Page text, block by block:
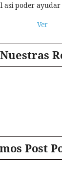
asi poder ayudar
Ver
Nuestras
Post